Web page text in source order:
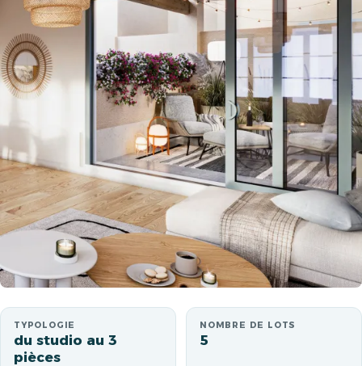
TYPOLOGIE
du studio au 3
pièces
NOMBRE DE LOTS
5